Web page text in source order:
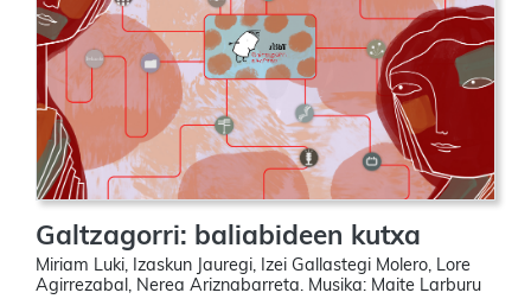
Galtzagorri: baliabideen kutxa
Miriam Luki, Izaskun Jauregi, Izei Gallastegi Molero, Lore
Agirrezabal, Nerea Ariznabarreta. Musika: Maite Larburu